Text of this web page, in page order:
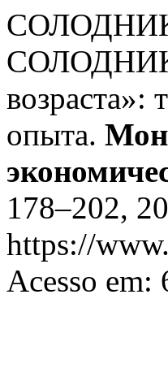
возраста»:
опыта.
178–202,
https://
Acesso em: